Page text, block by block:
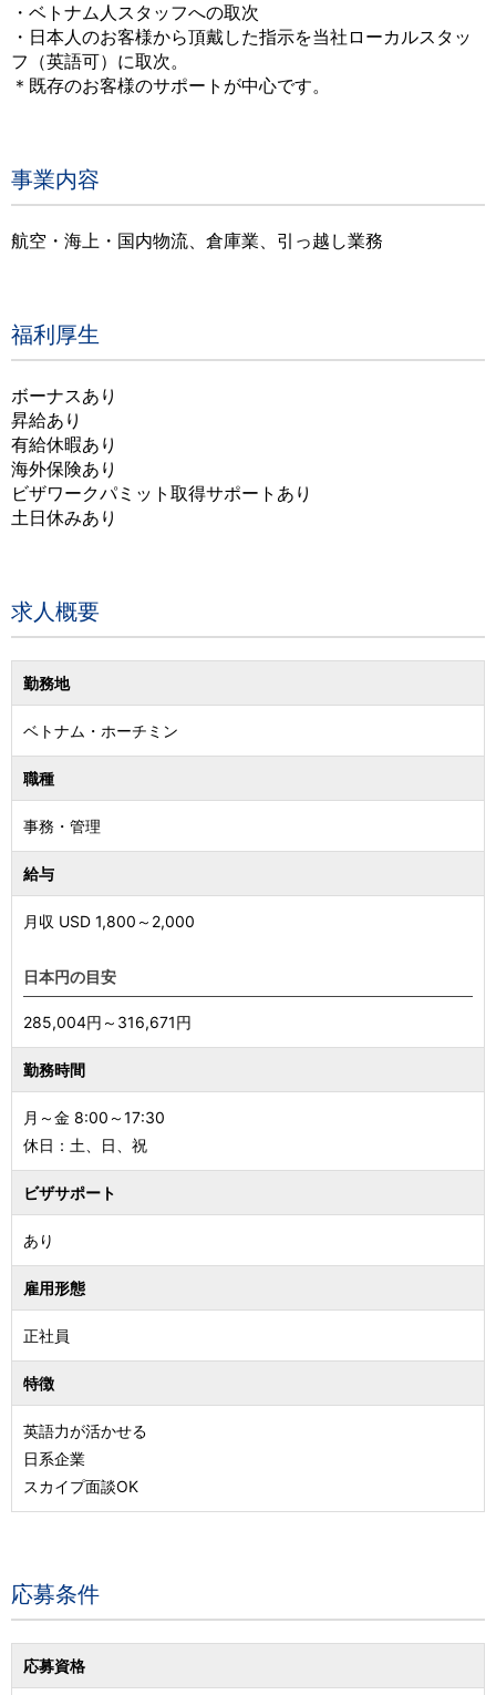
・ベトナム人スタッフへの取次
・日本人のお客様から頂戴した指示を当社ローカルスタッ
フ（英語可）に取次。
＊既存のお客様のサポートが中心です。
事業内容
航空・海上・国内物流、倉庫業、引っ越し業務
福利厚生
ボーナスあり
昇給あり
有給休暇あり
海外保険あり
ビザワークパミット取得サポートあり
土日休みあり
求人概要
勤務地
ベトナム ・ ホーチミン
職種
事務・管理
給与
月収 USD 1,800 ～ 2,000
日本円の目安
285,004円～316,671円
勤務時間
月～金 8:00～17:30
休日：土、日、祝
ビザサポート
あり
雇用形態
正社員
特徴
英語力が活かせる
日系企業
スカイプ面談OK
応募条件
応募資格